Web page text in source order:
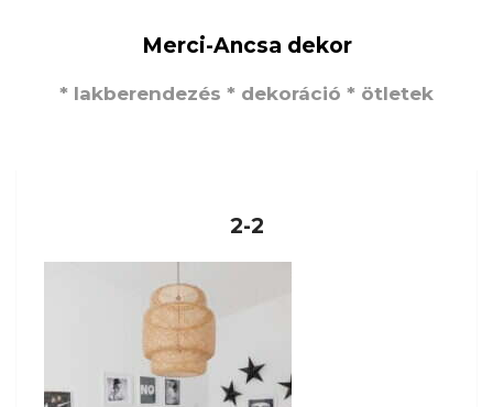
Merci-Ancsa dekor
* lakberendezés * dekoráció * ötletek
2-2